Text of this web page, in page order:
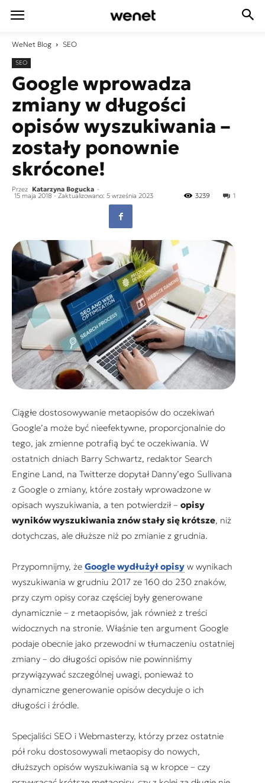
WeNet Blog SEO
SEO
Google wprowadza
zmiany w długości
opisów wyszukiwania –
zostały ponownie
skrócone!
Przez Katarzyna Bogucka -
15 maja 2018 - Zaktualizowano: 5 września 2023 1
3239
Ciągłe dostosowywanie metaopisów do oczekiwań
Google’a może być nieefektywne, proporcjonalnie do
tego, jak zmienne potrafią być te oczekiwania. W
ostatnich dniach Barry Schwartz, redaktor Search
Engine Land, na Twitterze dopytał Danny’ego Sullivana
z Google o zmiany, które zostały wprowadzone w
opisach wyszukiwania, a ten potwierdził – opisy
wyników wyszukiwania znów stały się krótsze, niż
dotychczas, ale dłuższe niż po zmianie z grudnia.
Przypomnijmy, że Google wydłużył opisy w wynikach
wyszukiwania w grudniu 2017 ze 160 do 230 znaków,
przy czym opisy coraz częściej były generowane
dynamicznie – z metaopisów, jak również z treści
widocznych na stronie. Właśnie ten argument Google
podaje obecnie jako przewodni w tłumaczeniu ostatniej
zmiany – do długości opisów nie powinniśmy
przywiązywać szczególnej uwagi, ponieważ to
dynamiczne generowanie opisów decyduje o ich
długości i źródle.
Specjaliści SEO i Webmasterzy, którzy przez ostatnie
pół roku dostosowywali metaopisy do nowych,
dłuższych opisów wyszukiwania są w kropce – czy